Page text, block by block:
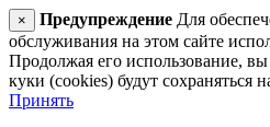
× Предупреждение Для
обслуживания на этом сайте
Продолжая его использование, вы
куки (cookies) будут сохраняться
Принять